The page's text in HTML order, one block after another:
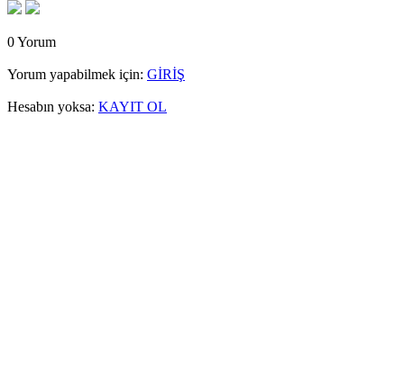
0 Yorum
Yorum yapabilmek için: GİRİŞ
Hesabın yoksa: KAYIT OL